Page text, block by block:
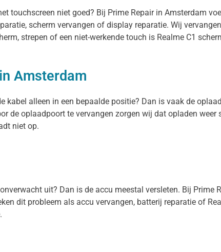
touchscreen niet goed? Bij Prime Repair in Amsterdam
scherm vervangen of display reparatie. Wij
strepen of een niet-werkende touch is Realme C1
Amsterdam
kabel alleen in een bepaalde positie? Dan is vaak de
de oplaadpoort te vervangen zorgen wij dat opladen
niet op.
uit? Dan is de accu meestal versleten. Bij Prime
dit probleem als accu vervangen, batterij reparatie of